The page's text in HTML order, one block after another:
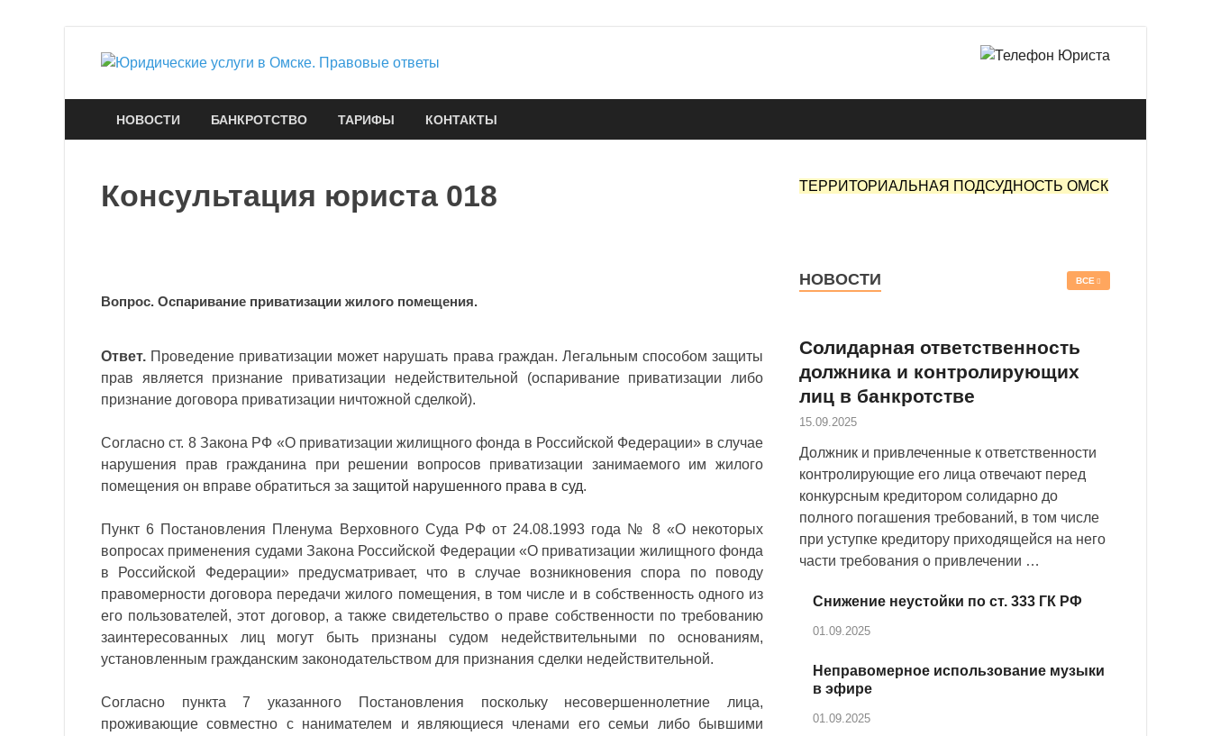
Юридические услуги в Омске.
Правовые ответы
НОВОСТИ БАНКРОТСТВО ТАРИФЫ КОНТАКТЫ
Консультация юриста 018
Вопрос. Оспаривание приватизации жилого помещения.
Ответ. Проведение приватизации может нарушать права граждан. Легальным способом защиты
прав является признание приватизации недействительной (оспаривание приватизации либо
признание договора приватизации ничтожной сделкой).
Согласно ст. 8 Закона РФ «О приватизации жилищного фонда в Российской Федерации» в случае
нарушения прав гражданина при решении вопросов приватизации занимаемого им жилого
помещения он вправе обратиться за защитой нарушенного права в суд.
Пункт 6 Постановления Пленума Верховного Суда РФ от 24.08.1993 года № 8 «О некоторых
вопросах применения судами Закона Российской Федерации «О приватизации жилищного фонда
в Российской Федерации» предусматривает, что в случае возникновения спора по поводу
правомерности договора передачи жилого помещения, в том числе и в собственность одного из
его пользователей, этот договор, а также свидетельство о праве собственности по требованию
заинтересованных лиц могут быть признаны судом недействительными по основаниям,
установленным гражданским законодательством для признания сделки недействительной.
Согласно пункта 7 указанного Постановления поскольку несовершеннолетние лица,
проживающие совместно с нанимателем и являющиеся членами его семьи либо бывшими
ТЕРРИТОРИАЛЬНАЯ ПОДСУДНОСТЬ ОМСК
НОВОСТИ ВСЕ
Солидарная ответственность
должника и контролирующих
лиц в банкротстве
15.09.2025
Должник и привлеченные к ответственности
контролирующие его лица отвечают перед
конкурсным кредитором солидарно до
полного погашения требований, в том числе
при уступке кредитору приходящейся на него
части требования о привлечении …
Снижение неустойки по ст. 333 ГК РФ
01.09.2025
Неправомерное использование музыки
в эфире
01.09.2025